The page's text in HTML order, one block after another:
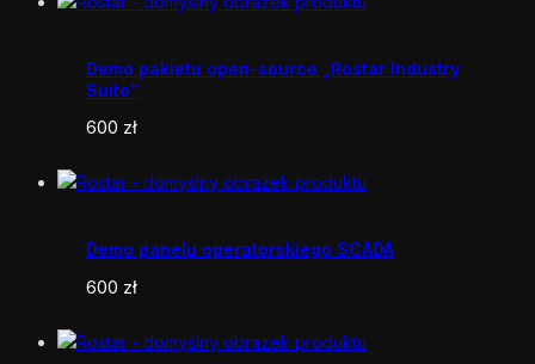
Demo pakietu open-source „Rostar Industry
Suite”
600 zł
Demo panelu operatorskiego SCADA
600 zł